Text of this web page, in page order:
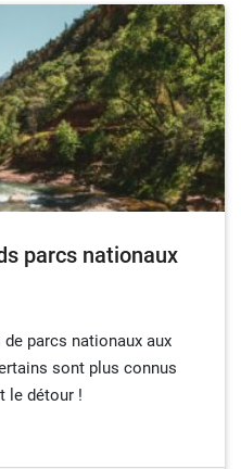
parcs nationaux
de parcs nationaux aux
sont plus connus
le détour !